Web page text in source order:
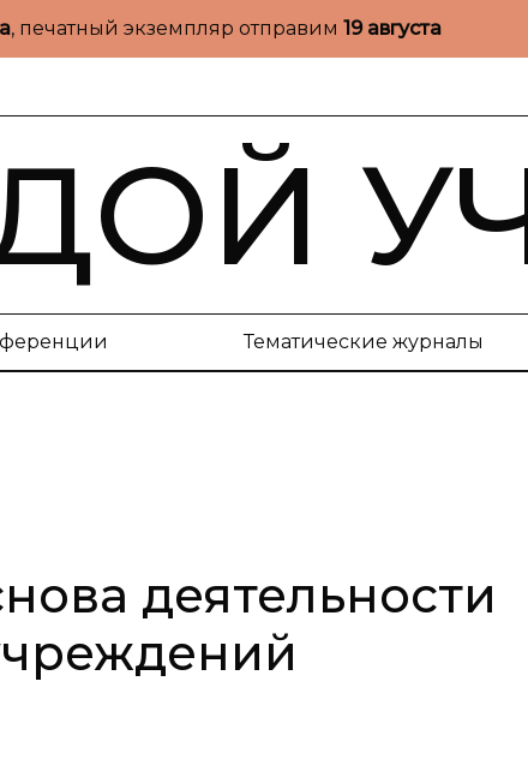
, печатный экземпляр отправим 19 августа
Тематические журналы
деятельности